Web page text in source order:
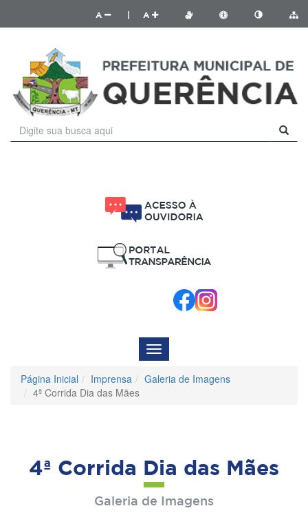
A A
Menu
de
Navegação
Página Inicial Imprensa
Galeria de Imagens
4ª Corrida Dia das Mães
4ª Corrida Dia das Mães
Galeria de Imagens